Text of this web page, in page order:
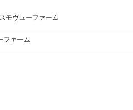
モヴューファーム
ファーム